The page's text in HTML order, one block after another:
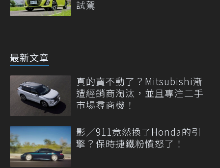
試駕
最新文章
真的賣不動了？Mitsubishi漸
遭經銷商淘汰，並且專注二手
市場尋商機！
影／911竟然換了Honda的引
擎？保時捷鐵粉憤怒了！